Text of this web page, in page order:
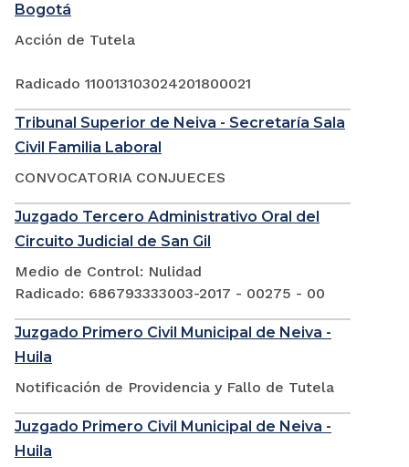
Bogotá
Acción de Tutela
Radicado 110013103024201800021
Tribunal Superior de Neiva - Secretaría Sala
Civil Familia Laboral
CONVOCATORIA CONJUECES
Juzgado Tercero Administrativo Oral del
Circuito Judicial de San Gil
Medio de Control: Nulidad
Radicado: 686793333003-2017 - 00275 - 00
Juzgado Primero Civil Municipal de Neiva -
Huila
Notificación de Providencia y Fallo de Tutela
Juzgado Primero Civil Municipal de Neiva -
Huila